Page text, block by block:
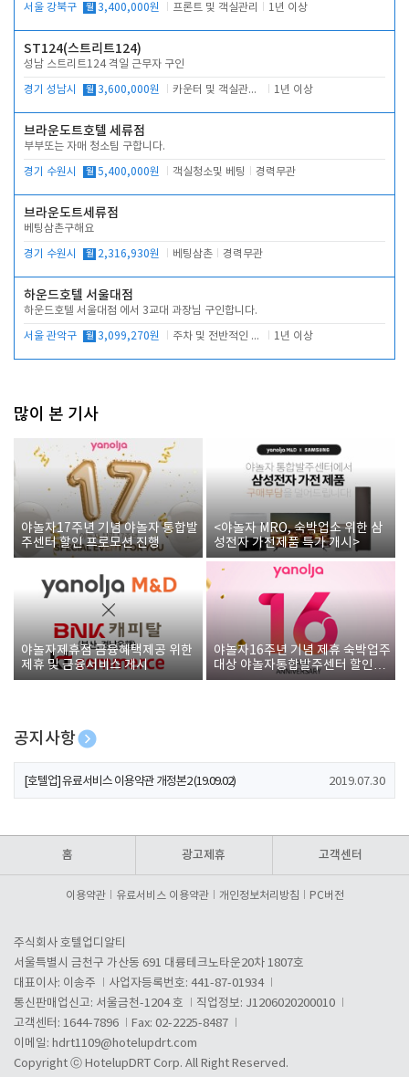
서울 강북구 월 3,400,000원 프론트 및 객실관리 1년 이상
ST124(스트리트124)
성남 스트리트124 격일 근무자 구인
경기 성남시 월 3,600,000원 카운터 및 객실관리 전반 1년 이상
브라운도트호텔 세류점
부부또는 자매 청소팀 구합니다.
경기 수원시 월 5,400,000원 객실청소및 베팅 경력무관
브라운도트세류점
베팅삼촌구해요
경기 수원시 월 2,316,930원 베팅삼촌 경력무관
하운드호텔 서울대점
하운드호텔 서울대점 에서 3교대 과장님 구인합니다.
서울 관악구 월 3,099,270원 주차 및 전반적인 당번업무 1년 이상
많이 본 기사
야놀자17주년 기념 야놀자 통합발
주센터 할인 프로모션 진행
<야놀자 MRO, 숙박업소 위한 삼
성전자 가전제품 특가 개시>
야놀자제휴점 금융혜택제공 위한
제휴 및 금융서비스 게시
야놀자16주년 기념 제휴 숙박업주
대상 야놀자통합발주센터 할인쿠
폰 증정
공지사항
[호텔업] 개인정보 처리방침 개정본1 (19.09.02)
[호텔업] 유료서비스 이용약관 개정본2 (19.09.02) 2019.07.30
홈 광고제휴 고객센터
이용약관 유료서비스 이용약관 개인정보처리방침 PC버전
주식회사 호텔업디알티
서울특별시 금천구 가산동 691 대륭테크노타운20차 1807호
대표이사: 이송주
사업자등록번호: 441-87-01934
통신판매업신고: 서울금천-1204 호
직업정보: J1206020200010
고객센터: 1644-7896
Fax: 02-2225-8487
이메일: hdrt1109@hotelupdrt.com
Copyright ⓒ HotelupDRT Corp. All Right Reserved.